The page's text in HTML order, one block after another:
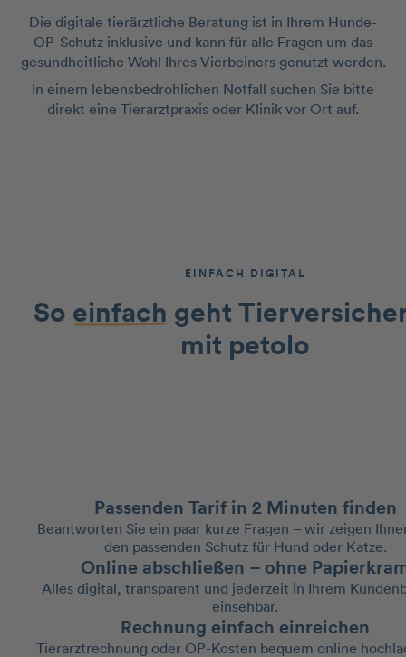
Die digitale tierärztliche Beratung ist in Ihrem Hunde-
OP-Schutz inklusive und kann für alle Fragen um das
gesundheitliche Wohl Ihres Vierbeiners genutzt werden.
In einem lebensbedrohlichen Notfall suchen Sie bitte
direkt eine Tierarztpraxis oder Klinik vor Ort auf.
EINFACH DIGITAL
So einfach geht
mit petolo
Passenden Tarif in 2 Minuten finden
Beantworten Sie ein paar kurze Fragen – wir zeigen
den passenden Schutz für Hund oder Katze.
Online abschließen – ohne
Alles digital, transparent und jederzeit in Ihrem
einsehbar.
Rechnung einfach einreichen
Tierarztrechnung oder OP-Kosten bequem online